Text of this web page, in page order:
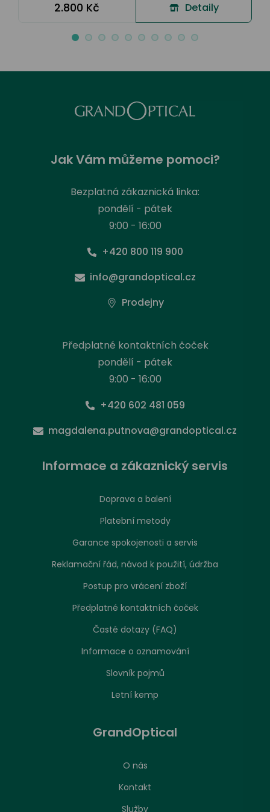
2.800 Kč Detaily
Jak Vám můžeme pomoci?
Bezplatná zákaznická linka:
pondělí - pátek
9:00 - 16:00
+420 800 119 900
info@grandoptical.cz
Prodejny
Předplatné kontaktních čoček
pondělí - pátek
9:00 - 16:00
+420 602 481 059
magdalena.putnova@grandoptical.cz
Informace a zákaznický servis
Doprava a balení
Platební metody
Garance spokojenosti a servis
Reklamační řád, návod k použití, údržba
Postup pro vrácení zboží
Předplatné kontaktních čoček
Časté dotazy (FAQ)
Informace o oznamování
Slovník pojmů
Letní kemp
GrandOptical
O nás
Kontakt
Služby